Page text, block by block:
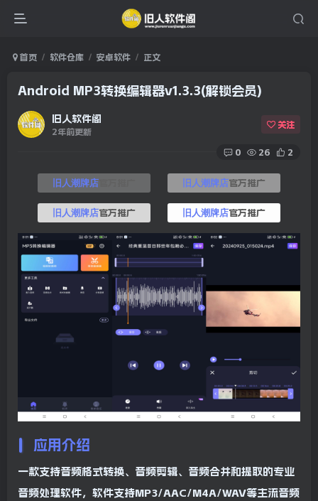
首页 软件仓库 安卓软件 正文
Android MP3转换编辑器v1.3.3(解锁会员)
旧人软件阁
2年前更新
关注
0 26 2
旧人潮牌店官方推广 旧人潮牌店官方推广
旧人潮牌店官方推广 旧人潮牌店官方推广
应用介绍
一款支持音频格式转换、音频剪辑、音频合并和提取的专业
音频处理软件，软件支持MP3/AAC/M4A/WAV等主流音频